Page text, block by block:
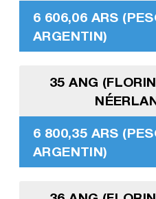
6 606,06 ARS
ARGENTIN)
35 ANG
6 800,35 ARS
ARGENTIN)